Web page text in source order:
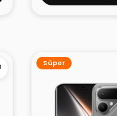
Süper